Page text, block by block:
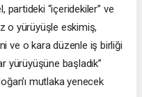
partideki “içeridekiler” ve
o yürüyüşle eskimiş,
ve o kara düzenle iş birliği
yürüyüşüne başladık”
mutlaka yenecek